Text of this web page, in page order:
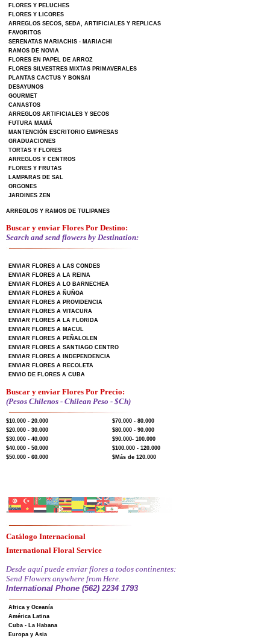
FLORES Y PELUCHES
FLORES Y LICORES
ARREGLOS SECOS, SEDA, ARTIFICIALES Y REPLICAS
FAVORITOS
SERENATAS MARIACHIS - MARIACHI
RAMOS DE NOVIA
FLORES EN PAPEL DE ARROZ
FLORES SILVESTRES MIXTAS PRIMAVERALES
PLANTAS CACTUS Y BONSAI
DESAYUNOS
GOURMET
CANASTOS
ARREGLOS ARTIFICIALES Y SECOS
FUTURA MAMÁ
MANTENCIÓN ESCRITORIO EMPRESAS
GRADUACIONES
TORTAS Y FLORES
ARREGLOS Y CENTROS
FLORES Y FRUTAS
LAMPARAS DE SAL
ORGONES
JARDINES ZEN
ARREGLOS Y RAMOS DE TULIPANES
Buscar y enviar Flores Por Destino:
Search and send flowers by Destination:
ENVIAR FLORES A LAS CONDES
ENVIAR FLORES A LA REINA
ENVIAR FLORES A LO BARNECHEA
ENVIAR FLORES A ÑUÑOA
ENVIAR FLORES A PROVIDENCIA
ENVIAR FLORES A VITACURA
ENVIAR FLORES A LA FLORIDA
ENVIAR FLORES A MACUL
ENVIAR FLORES A PEÑALOLEN
ENVIAR FLORES A SANTIAGO CENTRO
ENVIAR FLORES A INDEPENDENCIA
ENVIAR FLORES A RECOLETA
ENVIO DE FLORES A CUBA
Buscar y enviar Flores Por Precio:
(Pesos Chilenos - Chilean Peso - $Ch)
$10.000 - 20.000
$70.000 - 80.000
$20.000 - 30.000
$80.000 - 90.000
$30.000 - 40.000
$90.000- 100.000
$40.000 - 50.000
$100.000 - 120.000
$50.000 - 60.000
$Más de 120.000
.
Catálogo Internacional
International Floral Service
Desde aquí puede enviar flores a todos continentes:
Send Flowers anywhere from Here.
International Phone (562) 2234 1793
Africa y Oceanía
América Latina
Cuba - La Habana
Europa y Asia